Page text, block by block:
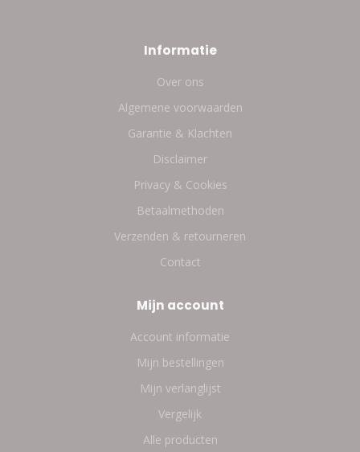
Informatie
Over ons
Algemene voorwaarden
Garantie & Klachten
Disclaimer
Privacy & Cookies
Betaalmethoden
Verzenden & retourneren
Contact
Mijn account
Account informatie
Mijn bestellingen
Mijn verlanglijst
Vergelijk
Alle producten